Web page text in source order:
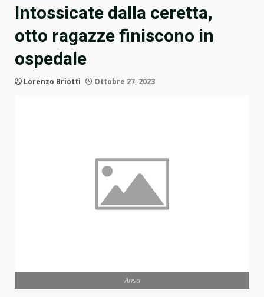
Intossicate dalla ceretta,
otto ragazze finiscono in
ospedale
Lorenzo Briotti Ottobre 27, 2023
Ansa